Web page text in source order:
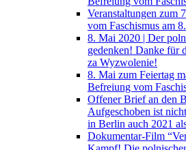
Veranstaltungen zum
vom Faschismus am
8. Mai 2020 | Der
gedenken! Danke für
za Wyzwolenie!
8. Mai zum Feiertag
Befreiung vom
Offener Brief an den
Aufgeschoben ist
in Berlin auch 2021
Dokumentar-Film